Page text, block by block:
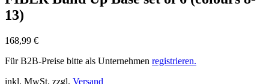
13)
168,99 €
Für B2B-Preise bitte als Unternehmen registrieren.
inkl. MwSt. zzgl. Versand